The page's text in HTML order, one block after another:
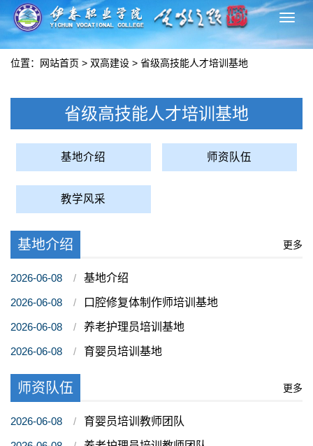
切
换
位置： 网站首页 > 双高建设 > 省级高技能人才培训基地
省级高技能人才培训基地
基地介绍 师资队伍
教学风采
基地介绍 更多
2026-06-08 基地介绍
2026-06-08 口腔修复体制作师培训基地
2026-06-08 养老护理员培训基地
2026-06-08 育婴员培训基地
师资队伍 更多
2026-06-08 育婴员培训教师团队